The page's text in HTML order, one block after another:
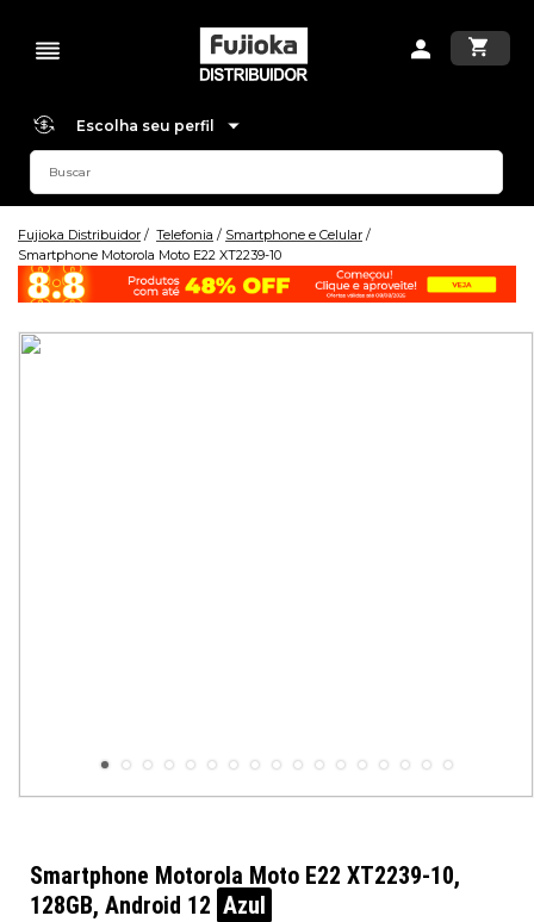
Escolha seu perfil
Fujioka Distribuidor Telefonia
Smartphone e Celular
Smartphone Motorola Moto E22 XT2239-10
Smartphone Motorola Moto E22 XT2239-10,
128GB, Android 12 Azul